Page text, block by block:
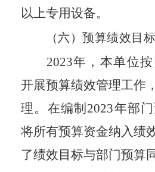
以上专用设备。
（六）预算绩效目
2023年，本单位
开展预算绩效管理工作
理。在编制2023年部
将所有预算资金纳入绩
了绩效目标与部门预算